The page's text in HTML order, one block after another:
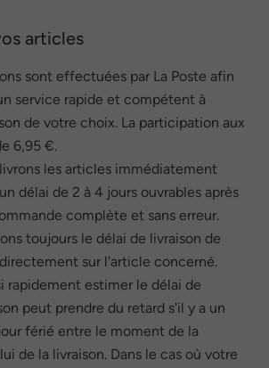
articles
sont effectuées par La Poste afin
service rapide et compétent à
de votre choix. La participation aux
6,95 €.
les articles immédiatement
délai de 2 à 4 jours ouvrables après
complète et sans erreur.
toujours le délai de livraison de
sur l'article concerné.
rapidement estimer le délai de
peut prendre du retard s'il y a un
férié entre le moment de la
de la livraison. Dans le cas où votre